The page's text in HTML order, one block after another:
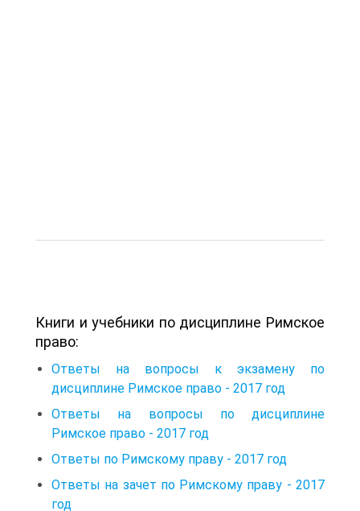
Книги и учебники по дисциплине Римское
право:
Ответы на вопросы к экзамену по
дисциплине Римское право - 2017 год
Ответы на вопросы по дисциплине
Римское право - 2017 год
Ответы по Римскому праву - 2017 год
Ответы на зачет по Римскому праву - 2017
год